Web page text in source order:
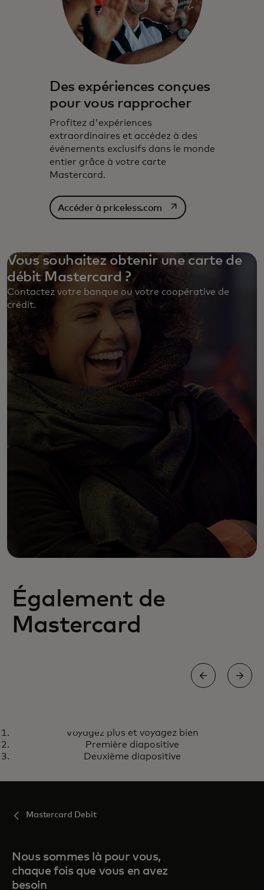
Des expériences conçues
pour vous rapprocher
Profitez d'expériences
extraordinaires et accédez à des
événements exclusifs dans le monde
entier grâce à votre carte
Mastercard.
Accéder à priceless.com s’ouvre dans un
Vous souhaitez obtenir une carte de
débit Mastercard ?
Contactez votre banque ou votre coopérative de
crédit. ‎
Également de
Mastercard
Voyagez plus et voyagez bien
En savoir plus
Voyagez plus et voyagez bien
Première diapositive
Deuxième diapositive
Mastercard Debit
Nous sommes là pour vous,
chaque fois que vous en avez
besoin